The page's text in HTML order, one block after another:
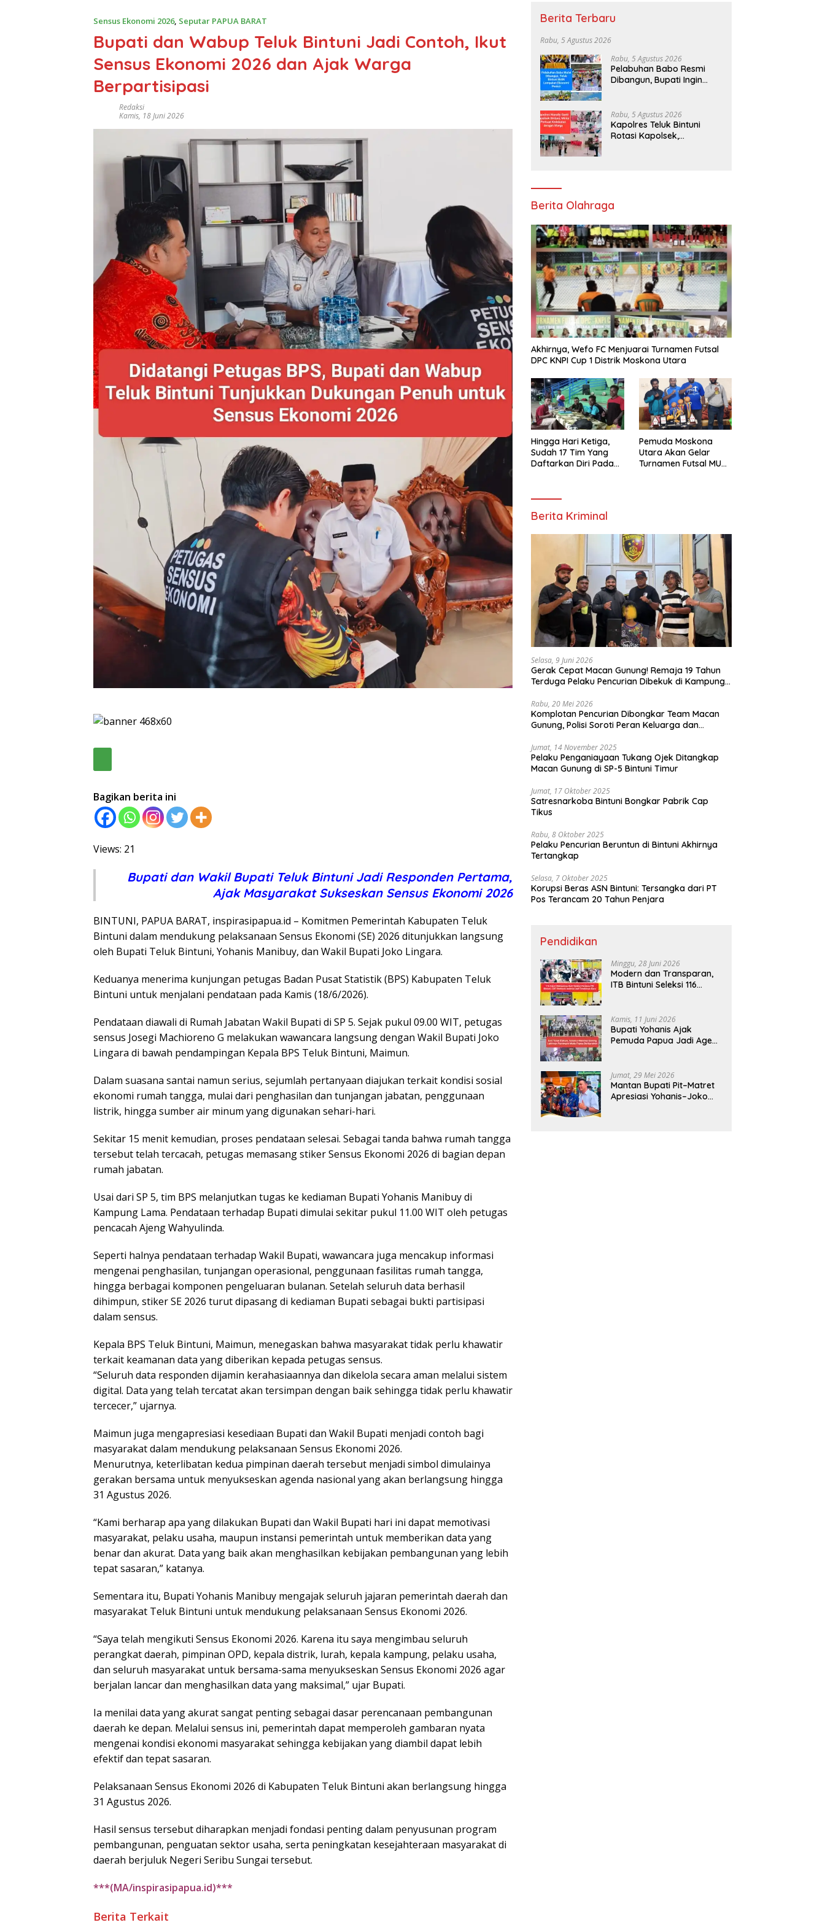
Sensus Ekonomi 2026, Seputar PAPUA BARAT
Bupati dan Wabup Teluk Bintuni Jadi Contoh, Ikut
Sensus Ekonomi 2026 dan Ajak Warga
Berpartisipasi
Redaksi
Kamis, 18 Juni 2026
Bagikan berita ini
Views: 21
Bupati dan Wakil Bupati Teluk Bintuni Jadi Responden Pertama,
Ajak Masyarakat Sukseskan Sensus Ekonomi 2026
BINTUNI, PAPUA BARAT, inspirasipapua.id – Komitmen Pemerintah Kabupaten Teluk
Bintuni dalam mendukung pelaksanaan Sensus Ekonomi (SE) 2026 ditunjukkan langsung
oleh Bupati Teluk Bintuni, Yohanis Manibuy, dan Wakil Bupati Joko Lingara.
Keduanya menerima kunjungan petugas Badan Pusat Statistik (BPS) Kabupaten Teluk
Bintuni untuk menjalani pendataan pada Kamis (18/6/2026).
Pendataan diawali di Rumah Jabatan Wakil Bupati di SP 5. Sejak pukul 09.00 WIT, petugas
sensus Josegi Machioreno G melakukan wawancara langsung dengan Wakil Bupati Joko
Lingara di bawah pendampingan Kepala BPS Teluk Bintuni, Maimun.
Dalam suasana santai namun serius, sejumlah pertanyaan diajukan terkait kondisi sosial
ekonomi rumah tangga, mulai dari penghasilan dan tunjangan jabatan, penggunaan
listrik, hingga sumber air minum yang digunakan sehari-hari.
Sekitar 15 menit kemudian, proses pendataan selesai. Sebagai tanda bahwa rumah tangga
tersebut telah tercacah, petugas memasang stiker Sensus Ekonomi 2026 di bagian depan
rumah jabatan.
Usai dari SP 5, tim BPS melanjutkan tugas ke kediaman Bupati Yohanis Manibuy di
Kampung Lama. Pendataan terhadap Bupati dimulai sekitar pukul 11.00 WIT oleh petugas
pencacah Ajeng Wahyulinda.
Seperti halnya pendataan terhadap Wakil Bupati, wawancara juga mencakup informasi
mengenai penghasilan, tunjangan operasional, penggunaan fasilitas rumah tangga,
hingga berbagai komponen pengeluaran bulanan. Setelah seluruh data berhasil
dihimpun, stiker SE 2026 turut dipasang di kediaman Bupati sebagai bukti partisipasi
dalam sensus.
Kepala BPS Teluk Bintuni, Maimun, menegaskan bahwa masyarakat tidak perlu khawatir
terkait keamanan data yang diberikan kepada petugas sensus.
“Seluruh data responden dijamin kerahasiaannya dan dikelola secara aman melalui sistem
digital. Data yang telah tercatat akan tersimpan dengan baik sehingga tidak perlu khawatir
tercecer,” ujarnya.
Maimun juga mengapresiasi kesediaan Bupati dan Wakil Bupati menjadi contoh bagi
masyarakat dalam mendukung pelaksanaan Sensus Ekonomi 2026.
Menurutnya, keterlibatan kedua pimpinan daerah tersebut menjadi simbol dimulainya
gerakan bersama untuk menyukseskan agenda nasional yang akan berlangsung hingga
31 Agustus 2026.
“Kami berharap apa yang dilakukan Bupati dan Wakil Bupati hari ini dapat memotivasi
masyarakat, pelaku usaha, maupun instansi pemerintah untuk memberikan data yang
benar dan akurat. Data yang baik akan menghasilkan kebijakan pembangunan yang lebih
tepat sasaran,” katanya.
Sementara itu, Bupati Yohanis Manibuy mengajak seluruh jajaran pemerintah daerah dan
masyarakat Teluk Bintuni untuk mendukung pelaksanaan Sensus Ekonomi 2026.
“Saya telah mengikuti Sensus Ekonomi 2026. Karena itu saya mengimbau seluruh
perangkat daerah, pimpinan OPD, kepala distrik, lurah, kepala kampung, pelaku usaha,
dan seluruh masyarakat untuk bersama-sama menyukseskan Sensus Ekonomi 2026 agar
berjalan lancar dan menghasilkan data yang maksimal,” ujar Bupati.
Ia menilai data yang akurat sangat penting sebagai dasar perencanaan pembangunan
daerah ke depan. Melalui sensus ini, pemerintah dapat memperoleh gambaran nyata
mengenai kondisi ekonomi masyarakat sehingga kebijakan yang diambil dapat lebih
efektif dan tepat sasaran.
Pelaksanaan Sensus Ekonomi 2026 di Kabupaten Teluk Bintuni akan berlangsung hingga
31 Agustus 2026.
Hasil sensus tersebut diharapkan menjadi fondasi penting dalam penyusunan program
pembangunan, penguatan sektor usaha, serta peningkatan kesejahteraan masyarakat di
daerah berjuluk Negeri Seribu Sungai tersebut.
***(MA/inspirasipapua.id)***
Berita Terkait
Berita Terbaru
Rabu, 5 Agustus 2026
Rabu, 5 Agustus 2026
Pelabuhan Babo Resmi
Dibangun, Bupati Ingin
Rabu, 5 Agustus 2026
Kapolres Teluk Bintuni
Rotasi Kapolsek,
Berita Olahraga
Akhirnya, Wefo FC Menjuarai Turnamen Futsal
DPC KNPI Cup 1 Distrik Moskona Utara
Hingga Hari Ketiga,
Sudah 17 Tim Yang
Daftarkan Diri Pada
Teluk Bintuni
Pemuda Moskona
Utara Akan Gelar
Turnamen Futsal MU
Berita Kriminal
Selasa, 9 Juni 2026
Gerak Cepat Macan Gunung! Remaja 19 Tahun
Terduga Pelaku Pencurian Dibekuk di Kampung
Rabu, 20 Mei 2026
Komplotan Pencurian Dibongkar Team Macan
Gunung, Polisi Soroti Peran Keluarga dan
Jumat, 14 November 2025
Pelaku Penganiayaan Tukang Ojek Ditangkap
Macan Gunung di SP-5 Bintuni Timur
Jumat, 17 Oktober 2025
Satresnarkoba Bintuni Bongkar Pabrik Cap
Tikus
Rabu, 8 Oktober 2025
Pelaku Pencurian Beruntun di Bintuni Akhirnya
Tertangkap
Selasa, 7 Oktober 2025
Korupsi Beras ASN Bintuni: Tersangka dari PT
Pos Terancam 20 Tahun Penjara
Pendidikan
Minggu, 28 Juni 2026
Modern dan Transparan,
ITB Bintuni Seleksi 116
Kamis, 11 Juni 2026
Bupati Yohanis Ajak
Pemuda Papua Jadi Agen
Jumat, 29 Mei 2026
Mantan Bupati Pit–Matret
Apresiasi Yohanis–Joko